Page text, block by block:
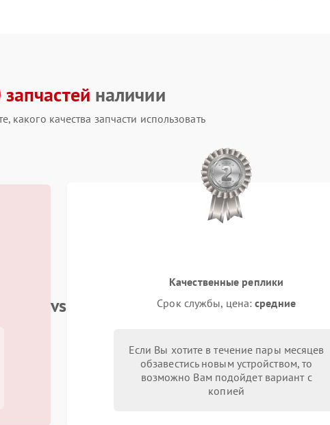
наличии
какого качества запчасти использовать
vs
Качественные реплики
Срок службы, цена:средние
Если Вы хотите в течение пары месяцев
обзавестись новым устройством, то
возможно Вам подойдет вариант с
копией